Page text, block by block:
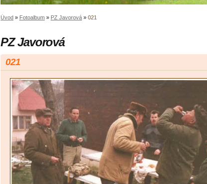
Úvod » Fotoalbum » PZ Javorová » 021
PZ Javorová
021